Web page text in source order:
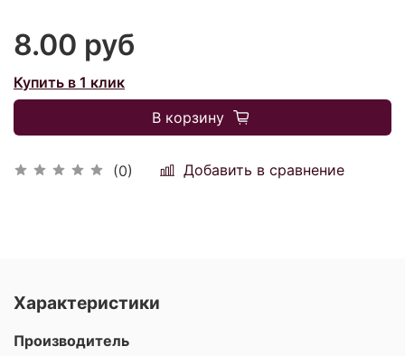
(0) Добавить в сравнение
8.00 руб
Купить в 1 клик
В корзину
Характеристики
Производитель